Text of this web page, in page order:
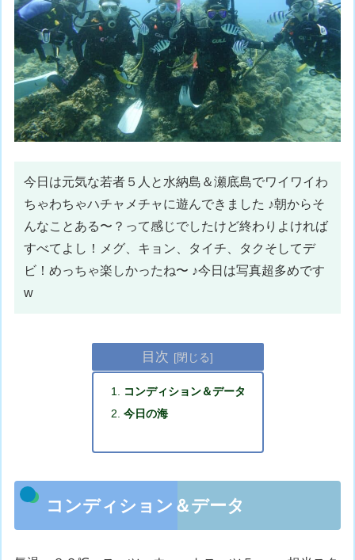
今日は元気な若者５人と水納島＆瀬底島でワイワイわ
ちゃわちゃハチャメチャに遊んできました ♪朝からそ
んなことある〜？って感じでしたけど終わりよければ
すべてよし！メグ、キョン、タイチ、タクそしてデ
ビ！めっちゃ楽しかったね〜 ♪今日は写真超多めです
w
目次
コンディション＆データ
今日の海
コンディション＆データ